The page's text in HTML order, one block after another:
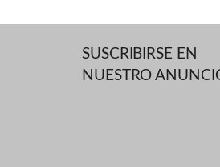
SUSCRIBIRSE EN
NUESTRO